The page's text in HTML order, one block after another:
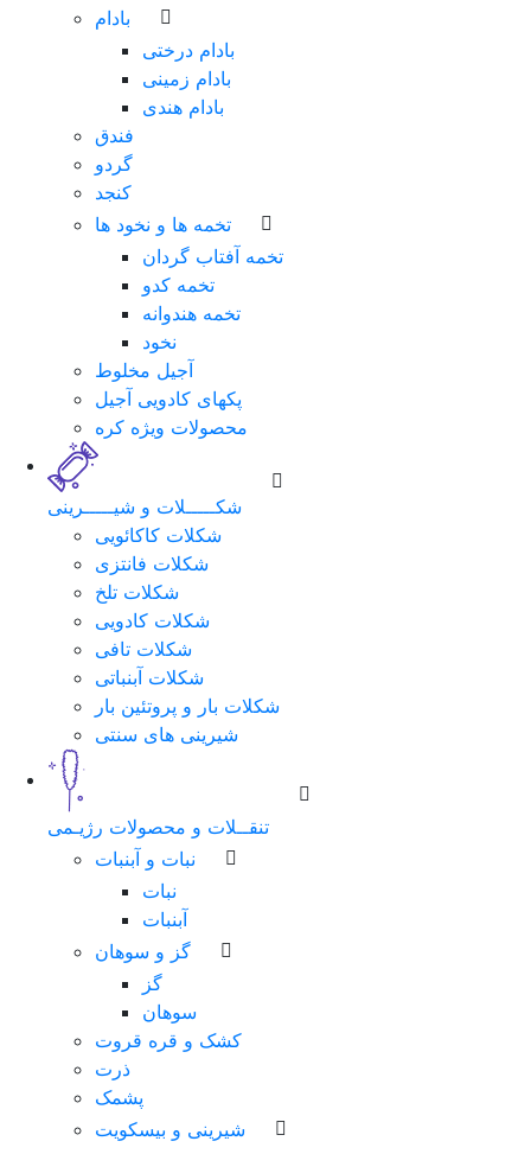
بادام
بادام درختی
بادام زمینی
بادام هندی
فندق
گردو
کنجد
تخمه ها و نخود ها
تخمه آفتاب گردان
تخمه کدو
تخمه هندوانه
نخود
آجیل مخلوط
پکهای کادویی آجیل
محصولات ویژه کره
شکـــــلات و شیـــــرینی
شکلات کاکائویی
شکلات فانتزی
شکلات تلخ
شکلات کادویی
شکلات تافی
شکلات آبنباتی
شکلات بار و پروتئین بار
شیرینی های سنتی
تنقــلات و محصولات رژیـمی
نبات و آبنبات
نبات
آبنبات
گز و سوهان
گز
سوهان
کشک و قره قروت
ذرت
پشمک
شیرینی و بیسکویت